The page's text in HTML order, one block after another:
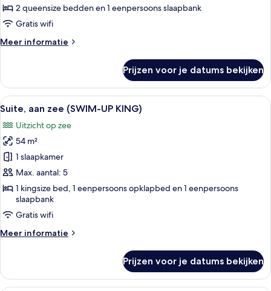
(SWIM-
UP
SUITE)
2 queensize bedden en 1 eenpersoons slaapbank
Gratis wifi
Meer informatie
Meer
aan
zee
(SWIM-
QUEEN
SUITE)
Prijzen voor je datums bekijken
Alle
foto's
voor
Suite,
aan
zee
(SWIM-
KING)
laden
Een hotelkamer met een bed, een
9
Suite, aan zee (SWIM-UP KING)
Uitzicht op zee
54 m²
1 slaapkamer
Max. aantal: 5
1 kingsize bed, 1 eenpersoons opklapbed en 1 eenpersoons
slaapbank
Gratis wifi
Meer informatie
Meer
aan
zee
Prijzen voor je datums bekijken